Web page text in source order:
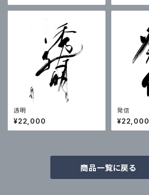
透明
¥22,000
発信
¥22,000
商品一覧に戻る